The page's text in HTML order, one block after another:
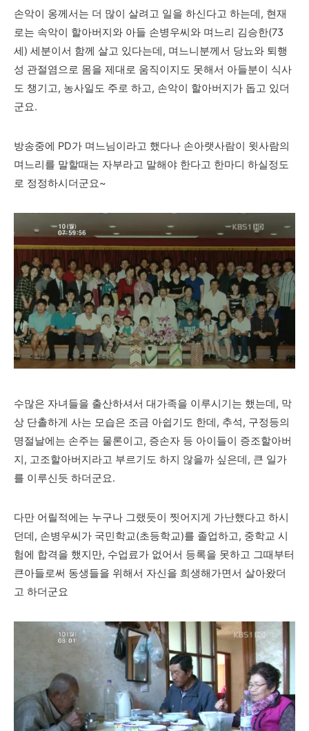
손악이 옹께서는 더 많이 살려고 일을 하신다고 하는데, 현재
로는 속악이 할아버지와 아들 손병우씨와 며느리 김승한(73
세) 세분이서 함께 살고 있다는데, 며느니분께서 당뇨와 퇴행
성 관절염으로 몸을 제대로 움직이지도 못해서 아들분이 식사
도 챙기고, 농사일도 주로 하고, 손악이 할아버지가 돕고 있더
군요.
방송중에 PD가 며느님이라고 했다나 손아랫사람이 윗사람의
며느리를 말할때는 자부라고 말해야 한다고 한마디 하실정도
로 정정하시더군요~
수많은 자녀들을 출산하셔서 대가족을 이루시기는 했는데, 막
상 단촐하게 사는 모습은 조금 아쉽기도 한데, 추석, 구정등의
명절날에는 손주는 물론이고, 증손자 등 아이들이 증조할아버
지, 고조할아버지라고 부르기도 하지 않을까 싶은데, 큰 일가
를 이루신듯 하더군요.
다만 어릴적에는 누구나 그랬듯이 찟어지게 가난했다고 하시
던데, 손병우씨가 국민학교(초등학교)를 졸업하고, 중학교 시
험에 합격을 했지만, 수업료가 없어서 등록을 못하고 그때부터
큰아들로써 동생들을 위해서 자신을 희생해가면서 살아왔더
고 하더군요